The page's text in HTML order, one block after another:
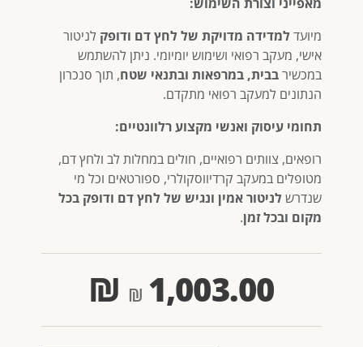
מיועד למדידה מדויקת של לחץ דם ודופק לניטור
אישי, מעקב רפואי ושימוש יומיומי. ניתן להשתמש
במכשירבבית, במרפאות ובתנאי שטח, תוך סנכרון
הנתונים למעקב רפואי מתקדם.
תחומי עיסוק ואנשי מקצוע רלוונטיים:
רופאים, צוותים רפואיים, חולים במחלות לב ולחץ דם,
מטופלים במעקב קרדיווסקולרי, ספורטאים וכל מי
שנדרש לניטור אמין ונגיש של לחץ דם ודופק בכל
מקום ובכל זמן.
1,003.00
₪